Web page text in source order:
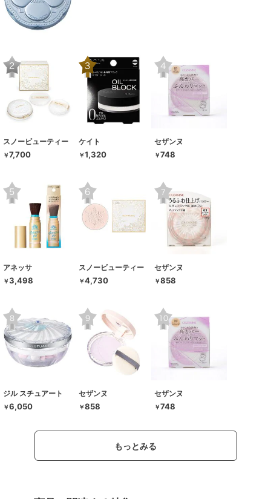
スノービューティー
￥7,700
ケイト
￥1,320
セザンヌ
￥748
アネッサ
￥3,498
スノービューティー
￥4,730
セザンヌ
￥858
ジル スチュアート
￥6,050
セザンヌ
￥858
セザンヌ
￥748
もっとみる